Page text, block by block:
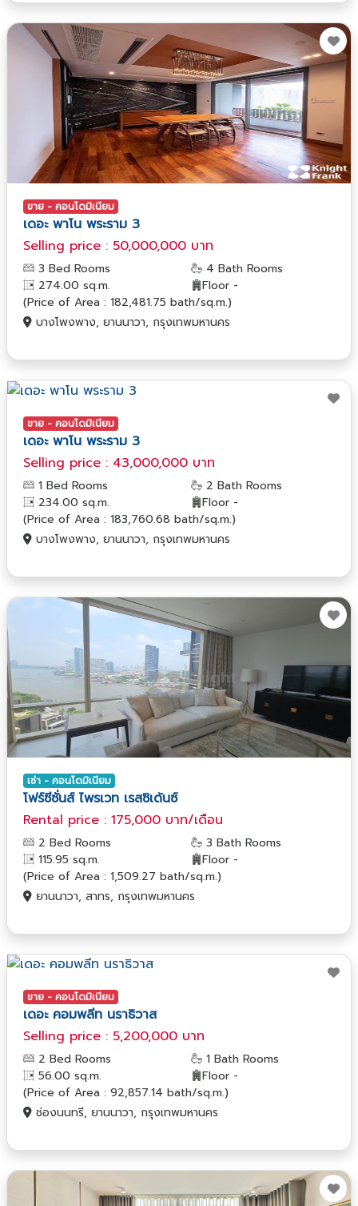
ขาย - คอนโดมิเนียม
เดอะ พาโน พระราม 3
Selling price : 50,000,000 บาท
3 Bed Rooms
4 Bath Rooms
274.00 sq.m.
Floor -
(Price of Area : 182,481.75 bath/sq.m.)
บางโพงพาง, ยานนาวา, กรุงเทพมหานคร
ขาย - คอนโดมิเนียม
เดอะ พาโน พระราม 3
Selling price : 43,000,000 บาท
1 Bed Rooms
2 Bath Rooms
234.00 sq.m.
Floor -
(Price of Area : 183,760.68 bath/sq.m.)
บางโพงพาง, ยานนาวา, กรุงเทพมหานคร
เช่า - คอนโดมิเนียม
โฟร์ซีซั่นส์ ไพรเวท เรสซิเด้นซ์
Rental price : 175,000 บาท/เดือน
2 Bed Rooms
3 Bath Rooms
115.95 sq.m.
Floor -
(Price of Area : 1,509.27 bath/sq.m.)
ยานนาวา, สาทร, กรุงเทพมหานคร
ขาย - คอนโดมิเนียม
เดอะ คอมพลีท นราธิวาส
Selling price : 5,200,000 บาท
2 Bed Rooms
1 Bath Rooms
56.00 sq.m.
Floor -
(Price of Area : 92,857.14 bath/sq.m.)
ช่องนนทรี, ยานนาวา, กรุงเทพมหานคร